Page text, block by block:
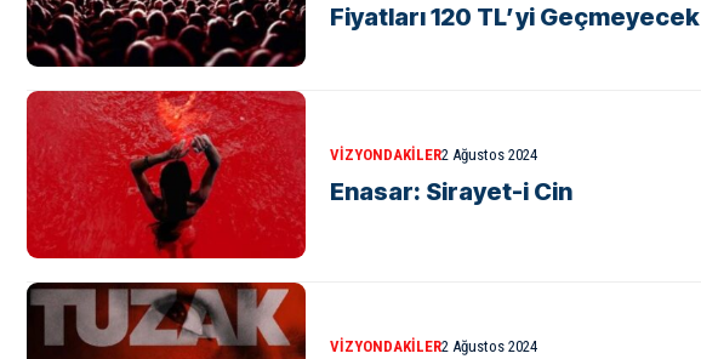
Fiyatları 120 TL’yi Geçmeyecek
VIZYONDAKILER2 Ağustos 2024
Enasar: Sirayet-i Cin
VIZYONDAKILER2 Ağustos 2024